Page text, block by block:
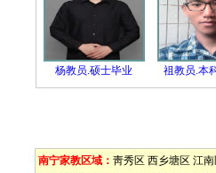
杨教员.硕士毕业 祖教员.本
南宁家教区域： 靑秀区 西乡塘区 江南